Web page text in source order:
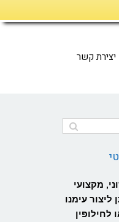
יצירת קשר
מקצועי
עימנו
– 072-3927887 או לחילופין